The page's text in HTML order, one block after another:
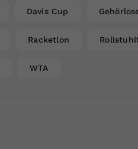
Davis Cup
Racketlon
WTA